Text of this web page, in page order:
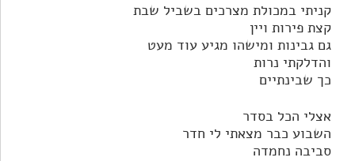
קניתי במכולת מצרכים בשביל שבת
קצת פירות ויין
גם גבינות ומישהו מגיע עוד מעט
והדלקתי נרות
כך שבינתיים
אצלי הכל בסדר
השבוע כבר מצאתי לי חדר
סביבה נחמדה